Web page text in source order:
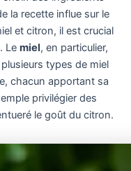
la recette influe sur le
et citron, il est crucial
Le miel, en particulier,
types de miel
chacun apportant sa
privilégier des
le goût du citron.